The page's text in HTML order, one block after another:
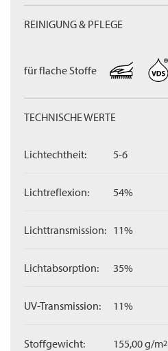
REINIGUNG & PFLEGE
für flache Stoffe
TECHNISCHE WERTE
Lichtechtheit: 5-6
Lichtreflexion: 54%
Lichttransmission: 11%
Lichtabsorption: 35%
UV-Transmission: 11%
Stoffgewicht: 155,00 g/m2